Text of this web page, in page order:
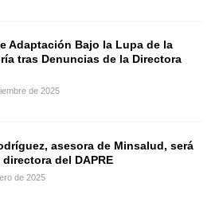
Adaptación Bajo la Lupa de la
tras Denuncias de la Directora
de 2025
asesora de Minsalud, será
directora del DAPRE
de 2025